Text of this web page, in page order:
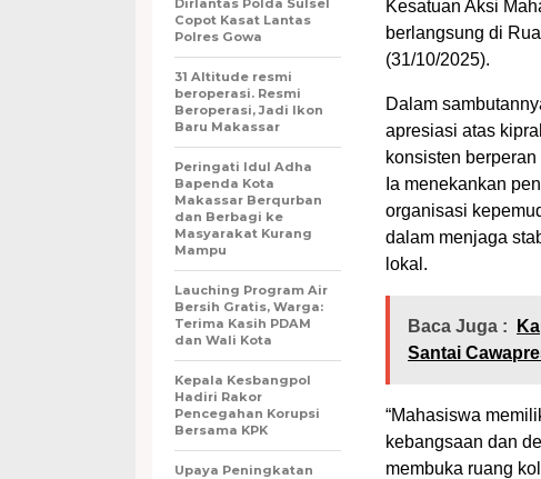
Kesatuan Aksi
berlangsung di
(31/10/2025).
Dalam
apresiasi atas
konsisten
Ia menekankan
organisasi
dalam menjaga
lokal.
Baca Juga :
Santai
“Mahasiswa
kebangsaan dan
membuka ruang
Copot Kasat Lantas
Polres Gowa
31 Altitude resmi
beroperasi. Resmi
Beroperasi, Jadi Ikon
Baru Makassar
Peringati Idul Adha
Bapenda Kota
Makassar Berqurban
dan Berbagi ke
Masyarakat Kurang
Mampu
Lauching Program Air
Bersih Gratis, Warga:
Terima Kasih PDAM
dan Wali Kota
Kepala Kesbangpol
Hadiri Rakor
Pencegahan Korupsi
Bersama KPK
Upaya Peningkatan